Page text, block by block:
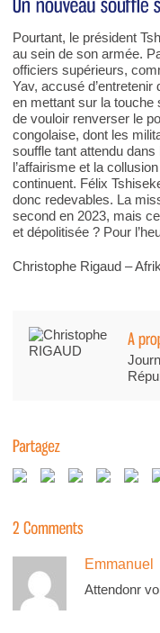
Pourtant, le président
au sein de son armée.
officiers supérieurs,
Yav, accusé
en mettant sur la touche
de vouloir renverser le
congolaise, dont les
souffle tant attendu
l’affairisme et la
continuent. Félix
donc redevables. La
second en 2023, mais
et dépolitisée ? Pour
Christophe Rigaud –
Emmanuel
Attendonr